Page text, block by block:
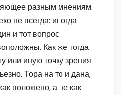
разным мнениям.
не всегда: иногда
и тот вопрос
Как же тогда
или иную точку зрения
Тора на то и дана,
положено, а не как